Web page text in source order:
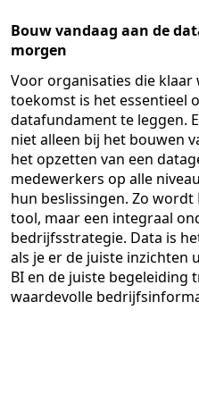
Bouw vandaag aan de
morgen
Voor organisaties die klaar
toekomst is het essentieel
datafundament te leggen.
niet alleen bij het bouwen
het opzetten van een
medewerkers op alle
hun beslissingen. Zo wordt
tool, maar een integraal
bedrijfsstrategie. Data is
als je er de juiste inzichten
BI en de juiste begeleiding
waardevolle